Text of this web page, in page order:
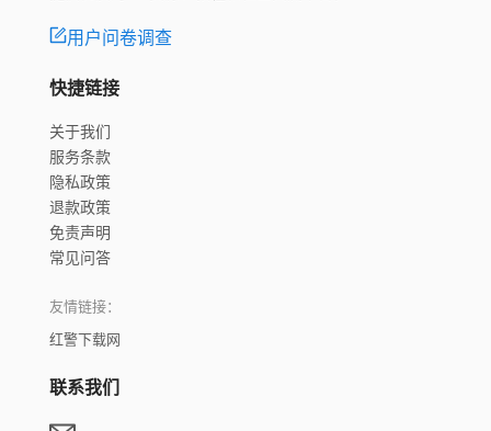
用户问卷调查
快捷链接
关于我们
服务条款
隐私政策
退款政策
免责声明
常见问答
友情链接：
红警下载网
联系我们